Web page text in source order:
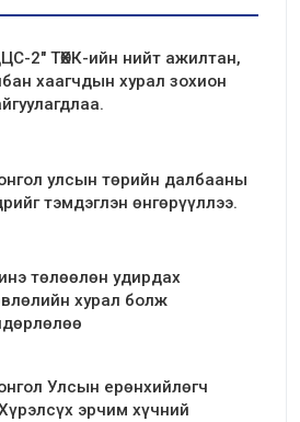
2" ТӨХК-ийн нийт ажилтан,
хаагчдын хурал зохион
улсын төрийн далбааны
тэмдэглэн өнгөрүүллээ.
төлөөлөн удирдах
хурал болж
Улсын ерөнхийлөгч
эрчим хүчний